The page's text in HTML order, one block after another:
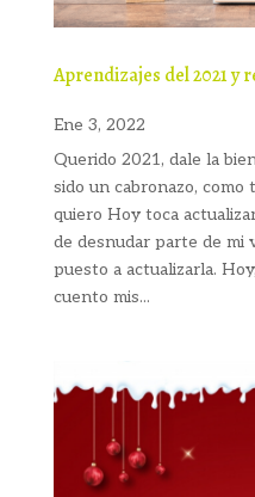
Aprendizajes del 2021 y
Ene 3, 2022
Querido 2021, dale la
sido un cabronazo,
quiero Hoy toca
de desnudar parte de mi
puesto a actualizarla.
cuento mis...